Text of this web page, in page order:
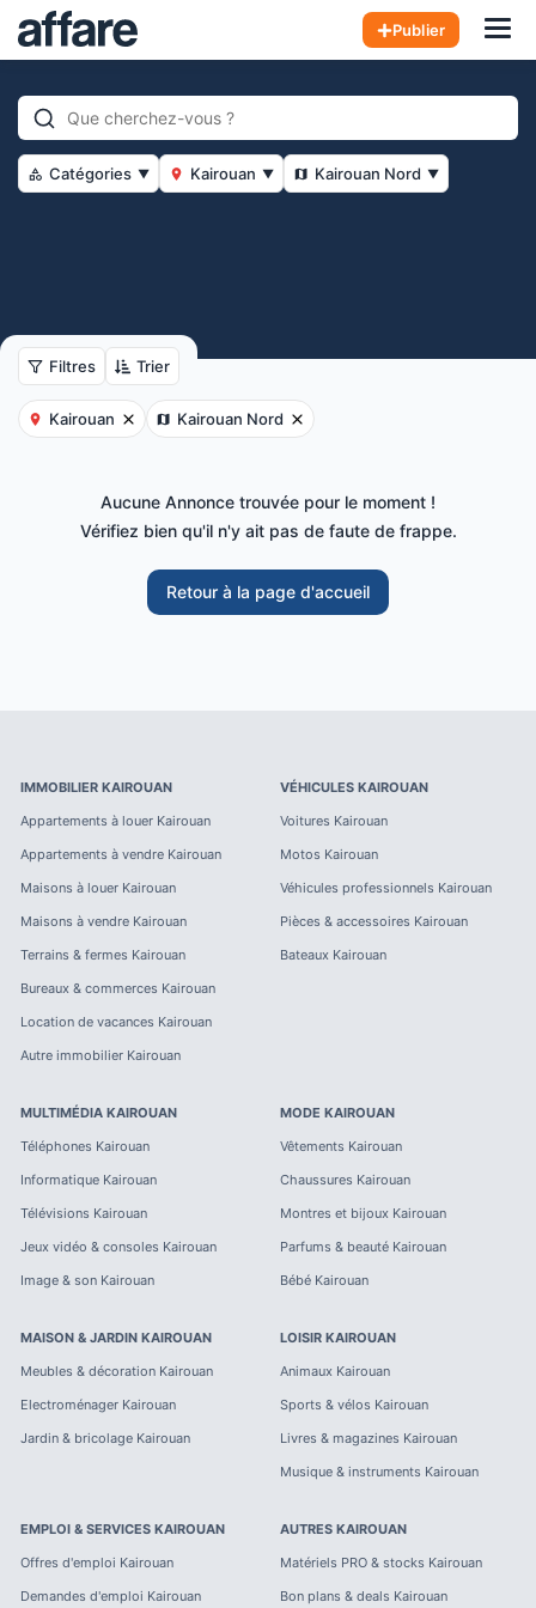
Publier
Catégories ▼ Kairouan ▼ Kairouan Nord ▼
Filtres Trier
Kairouan Kairouan Nord
Aucune Annonce trouvée pour le moment !
Vérifiez bien qu'il n'y ait pas de faute de frappe.
Retour à la page d'accueil
IMMOBILIER KAIROUAN
Appartements à louer Kairouan
Appartements à vendre Kairouan
Maisons à louer Kairouan
Maisons à vendre Kairouan
Terrains & fermes Kairouan
Bureaux & commerces Kairouan
Location de vacances Kairouan
Autre immobilier Kairouan
VÉHICULES KAIROUAN
Voitures Kairouan
Motos Kairouan
Véhicules professionnels Kairouan
Pièces & accessoires Kairouan
Bateaux Kairouan
MULTIMÉDIA KAIROUAN
Téléphones Kairouan
Informatique Kairouan
Télévisions Kairouan
Jeux vidéo & consoles Kairouan
Image & son Kairouan
MODE KAIROUAN
Vêtements Kairouan
Chaussures Kairouan
Montres et bijoux Kairouan
Parfums & beauté Kairouan
Bébé Kairouan
MAISON & JARDIN KAIROUAN
Meubles & décoration Kairouan
Electroménager Kairouan
Jardin & bricolage Kairouan
LOISIR KAIROUAN
Animaux Kairouan
Sports & vélos Kairouan
Livres & magazines Kairouan
Musique & instruments Kairouan
EMPLOI & SERVICES KAIROUAN
Offres d'emploi Kairouan
Demandes d'emploi Kairouan
AUTRES KAIROUAN
Matériels PRO & stocks Kairouan
Bon plans & deals Kairouan